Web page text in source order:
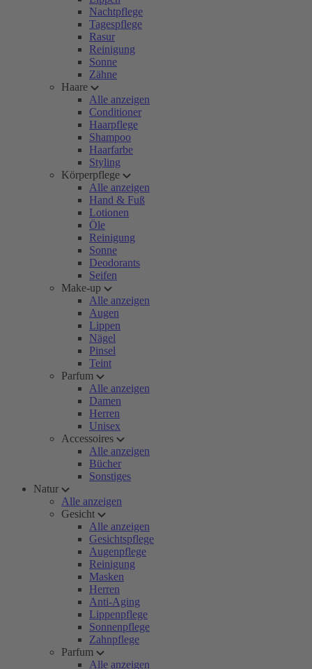
Nachtpflege
Tagespflege
Rasur
Reinigung
Sonne
Zähne
Haare
Alle anzeigen
Conditioner
Haarpflege
Shampoo
Haarfarbe
Styling
Körperpflege
Alle anzeigen
Hand & Fuß
Lotionen
Öle
Reinigung
Sonne
Deodorants
Seifen
Make-up
Alle anzeigen
Augen
Lippen
Nägel
Pinsel
Teint
Parfum
Alle anzeigen
Damen
Herren
Unisex
Accessoires
Alle anzeigen
Bücher
Sonstiges
Natur
Alle anzeigen
Gesicht
Alle anzeigen
Gesichtspflege
Augenpflege
Reinigung
Masken
Herren
Anti-Aging
Lippenpflege
Sonnenpflege
Zahnpflege
Parfum
Alle anzeigen